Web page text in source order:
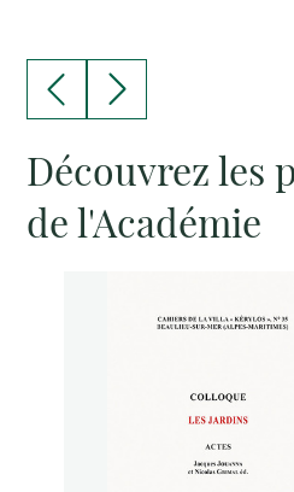
Découvrez les
de l'Académie